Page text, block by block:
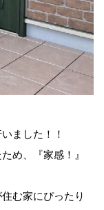
ました！！
め、『家感！』
む家にぴったり